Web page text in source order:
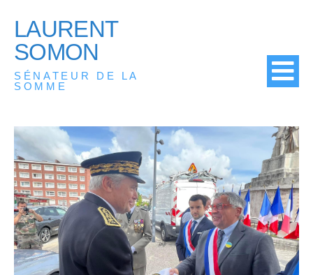
LAURENT
SOMON
SÉNATEUR DE LA
SOMME